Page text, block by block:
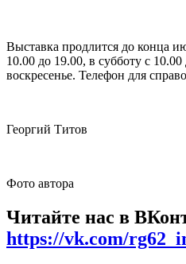
Выставка продлится до конца
10.00 до 19.00, в субботу с
воскресенье. Телефон для
Георгий Титов
Фото автора
Читайте нас в
https://vk.com/